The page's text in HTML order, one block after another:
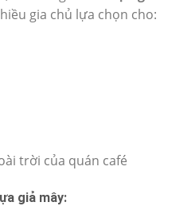
gia chủ lựa chọn cho:
trời của quán café
giả mây: